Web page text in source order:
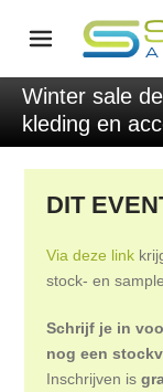
Winter sale
kleding en
DIT
Via deze link
stock- en
Schrijf je in
nog een
Inschrijven is